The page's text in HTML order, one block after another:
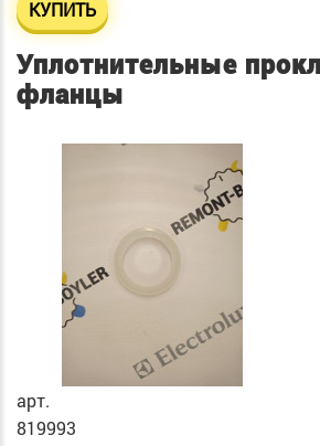
КУПИТЬ
Уплотнительные
фланцы
арт.
819993